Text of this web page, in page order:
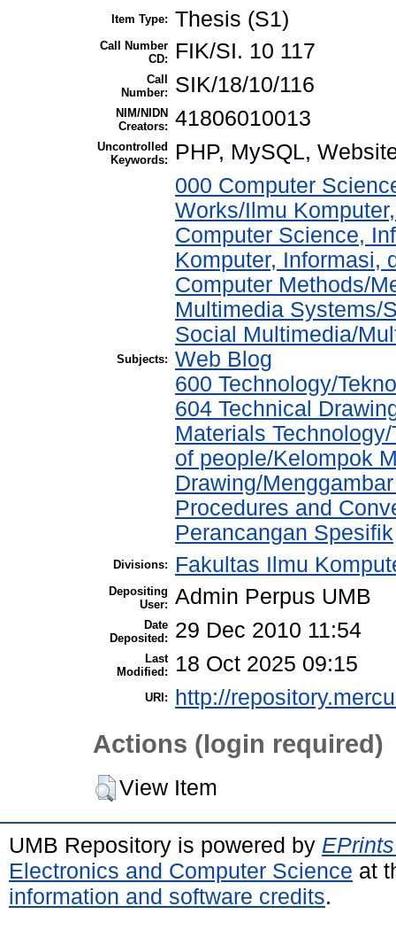
Item Type: Thesis (S1)
Call Number
CD:
FIK/SI. 10 117
Call
Number:
SIK/18/10/116
NIM/NIDN
Creators: 41806010013
Uncontrolled
Keywords:
PHP, MySQL,
Subjects:
000 Computer
Works/Ilmu
Computer Science,
Komputer, Informasi,
Computer Methods/
Multimedia Systems/
Social Multimedia/
Web Blog
600 Technology/
604 Technical
Materials
of people/Kelompok
Drawing/
Procedures and
Perancangan Spesifik
Divisions: Fakultas Ilmu
Depositing
User: Admin Perpus UMB
Date
Deposited:
29 Dec 2010 11:54
Last
Modified:
18 Oct 2025 09:15
URI: http://
Actions (login required)
View Item
UMB Repository is powered by
Electronics and Computer Science at
information and software credits.